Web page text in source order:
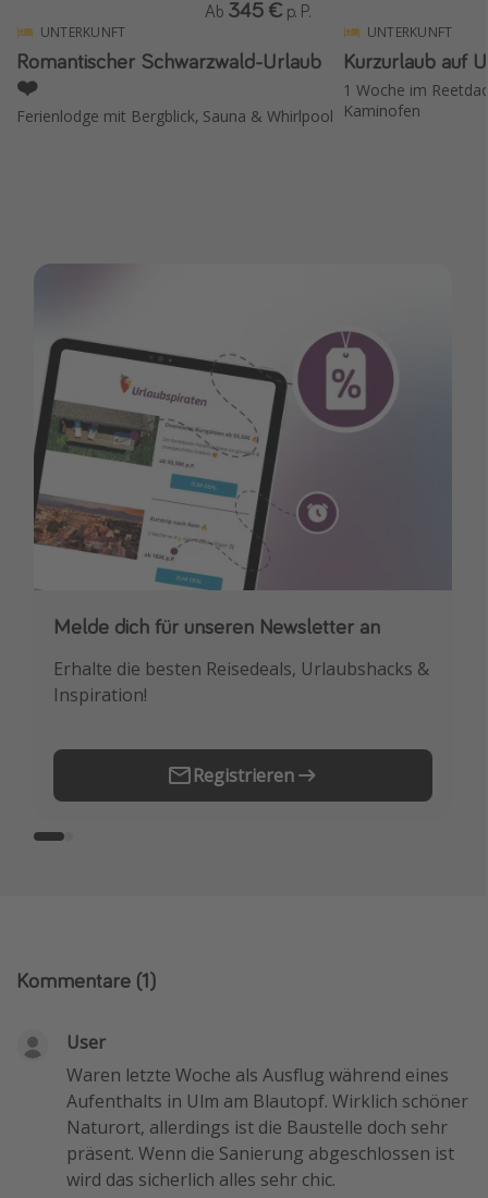
UNTERKUNFT
Romantischer Schwarzwald-Urlaub
❤️
Ferienlodge mit Bergblick, Sauna & Whirlpool
Ab 345 € p. P.
UNTERKUNFT
Kurzurlaub auf
1 Woche im
Kaminofen
Melde dich für unseren Newsletter an
Erhalte die besten Reisedeals, Urlaubshacks &
Inspiration!
Registrieren
Downloade unsere App
Buche die besten Reiseschnäppchen als
Erstes.
Kommentare (1)
User
Waren letzte Woche als Ausflug während eines
Aufenthalts in Ulm am Blautopf. Wirklich schöner
Naturort, allerdings ist die Baustelle doch sehr
präsent. Wenn die Sanierung abgeschlossen ist
wird das sicherlich alles sehr chic.